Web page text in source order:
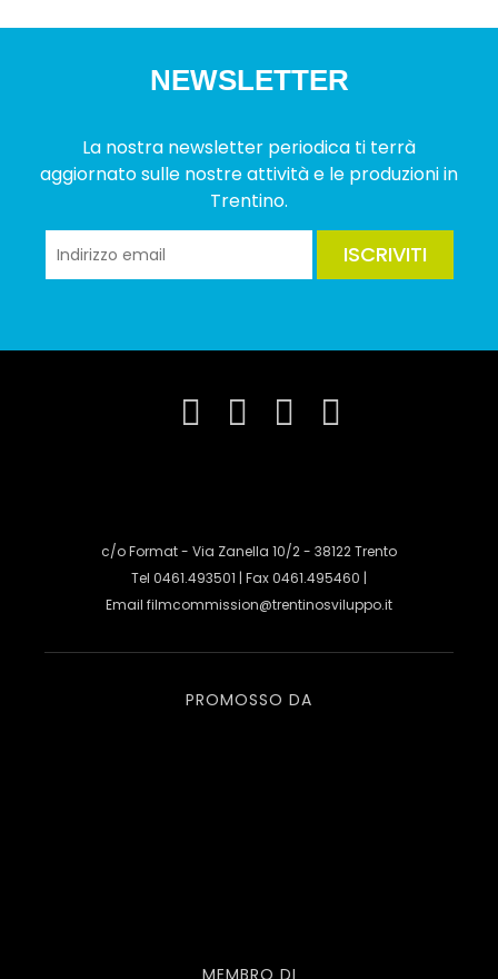
NEWSLETTER
La nostra newsletter periodica ti terrà
aggiornato sulle nostre attività e le produzioni in
Trentino.
ISCRIVITI
c/o Format - Via Zanella 10/2 - 38122 Trento
Tel 0461.493501 | Fax 0461.495460 |
Email filmcommission@trentinosviluppo.it
PROMOSSO DA
MEMBRO DI